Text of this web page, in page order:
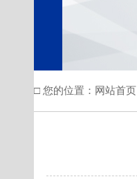
□ 您的位置： 网站首页